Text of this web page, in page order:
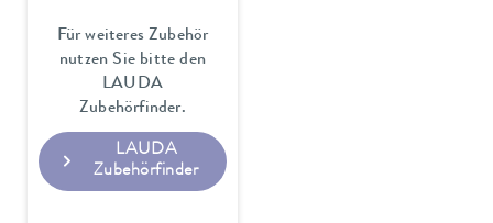
Für weiteres Zubehör
nutzen Sie bitte den
LAUDA
Zubehörfinder.
LAUDA
Zubehörfinder